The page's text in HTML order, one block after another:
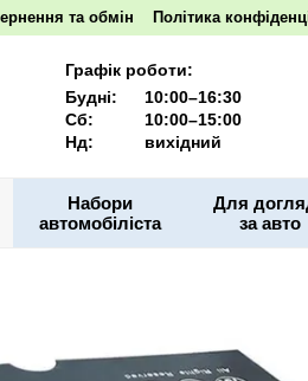
та обмін Політика
Графік роботи:
Будні:
10:00–16:30
Сб:
10:00–15:00
Нд:
вихідний
Набори
автомобіліста
Для
за авто